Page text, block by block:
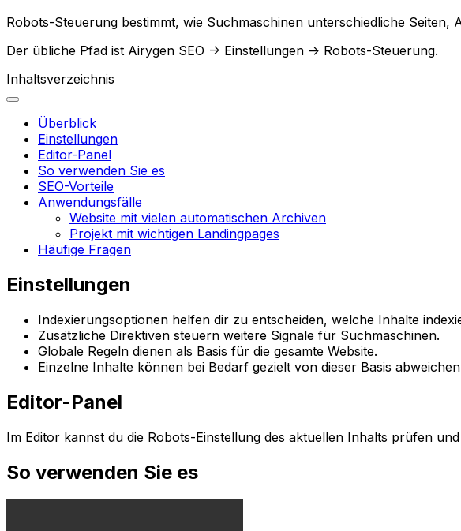
Robots-Steuerung bestimmt, wie Suchmaschinen unterschiedliche
Der übliche Pfad ist Airygen SEO -> Einstellungen -> Robots-Steuerung.
Inhaltsverzeichnis
Überblick
Einstellungen
Editor-Panel
So verwenden Sie es
SEO-Vorteile
Anwendungsfälle
Website mit vielen automatischen Archiven
Projekt mit wichtigen Landingpages
Häufige Fragen
Einstellungen
Indexierungsoptionen helfen dir zu entscheiden, welche Inhalte
Zusätzliche Direktiven steuern weitere Signale für Suchmaschinen.
Globale Regeln dienen als Basis für die gesamte Website.
Einzelne Inhalte können bei Bedarf gezielt von dieser Basis
Editor-Panel
Im Editor kannst du die Robots-Einstellung des aktuellen Inhalts prüfen
So verwenden Sie es